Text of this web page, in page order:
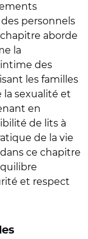
personnels
aborde
la
des
les familles
la sexualité et
en
de lits à
de la vie
ce chapitre
et respect